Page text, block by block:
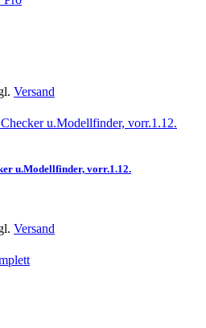
Versand
u.Modellfinder, vorr.1.12.
Versand